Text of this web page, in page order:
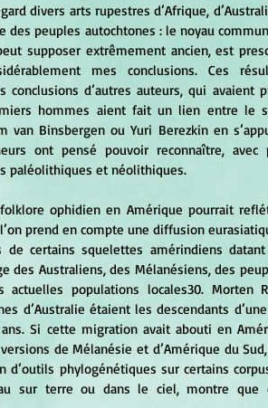
divers arts rupestres d’Afrique,
des peuples autochtones : le noyau
supposer extrêmement ancien, est
mes conclusions. Ces
d’autres auteurs, qui avaient
hommes aient fait un lien entre le
van Binsbergen ou Yuri Berezkin en
ont pensé pouvoir reconnaître,
paléolithiques et néolithiques.
prend en compte une diffusion
des Australiens, des Mélanésiens, des
populations locales30. Morten
d’Australie étaient les descendants
Si cette migration avait abouti en
de Mélanésie et d’Amérique du
d’outils phylogénétiques sur certains
sur terre ou dans le ciel, montre que